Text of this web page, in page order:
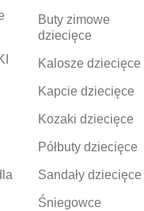
Buty zimowe
dziecięce
Kalosze dziecięce
Kapcie dziecięce
Kozaki dziecięce
Półbuty dziecięce
Sandały dziecięce
Śniegowce